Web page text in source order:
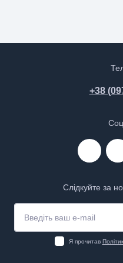
+38
Слідкуйте за
Я прочитав